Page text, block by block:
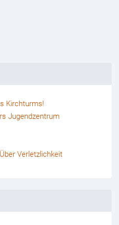
Kirchturms!
Jugendzentrum
Verletzlichkeit